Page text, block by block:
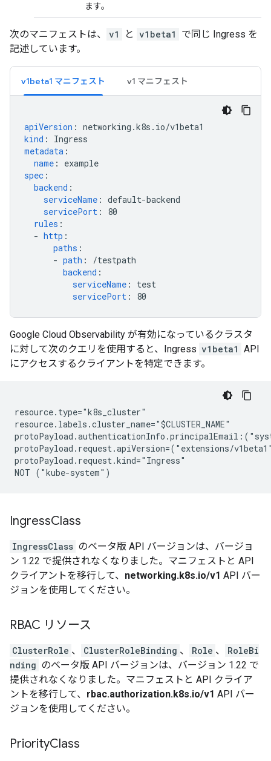
ます。
次のマニフェストは、 v1 と v1beta1
で同じ Ingress を
記述しています。
v1beta1 マニフェスト v1 マニフェスト
apiVersion : networking.k8s.io/v1beta1
kind :
Ingress
metadata :
name :
example
spec :
backend :
serviceName : default-backend
servicePort :
80
rules :
- http :
paths :
- path :
/testpath
backend :
serviceName :
test
servicePort : 80
Google Cloud Observability が有効になっているクラスタ
に対して次のクエリを使用すると、Ingress v1beta1 API
にアクセスするクライアントを特定できます。
resource.type="k8s_cluster"
resource.labels.cluster_name="$CLUSTER_NAME"
protoPayload.request.apiVersion=("extensions/
protoPayload.request.kind="Ingress"
IngressClass
IngressClass のベータ版 API バージョンは、バージョ
ン 1.22 で提供されなくなりました。マニフェストと API
クライアントを移行して、 networking.k8s.io/v1 API バー
ジョンを使用してください。
RBAC リソース
ClusterRole 、 ClusterRoleBinding 、 Role 、
RoleBi
nding のベータ版 API バージョンは、バージョン 1.22 で
提供されなくなりました。マニフェストと API クライア
ントを移行して、 rbac.authorization.k8s.io/v1 API バー
ジョンを使用してください。
PriorityClass